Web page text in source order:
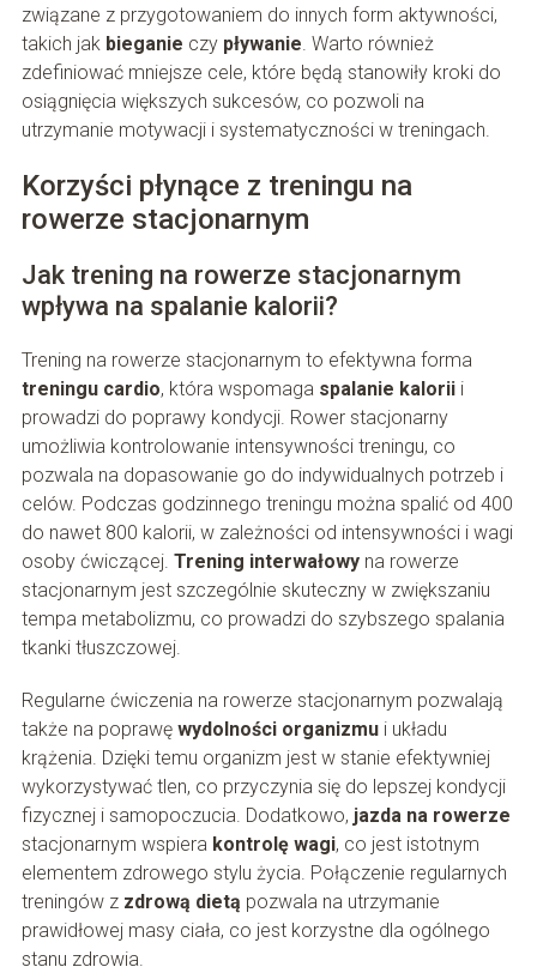
związane z przygotowaniem do innych form aktywności,
takich jak bieganie czy pływanie. Warto również
zdefiniować mniejsze cele, które będą stanowiły kroki do
osiągnięcia większych sukcesów, co pozwoli na
utrzymanie motywacji i systematyczności w treningach.
Korzyści płynące z treningu na
rowerze stacjonarnym
Jak trening na rowerze stacjonarnym
wpływa na spalanie kalorii?
Trening na rowerze stacjonarnym to efektywna forma
treningu cardio, która wspomaga spalanie kaloriii
prowadzi do poprawy kondycji. Rower stacjonarny
umożliwia kontrolowanie intensywności treningu, co
pozwala na dopasowanie go do indywidualnych potrzeb i
celów. Podczas godzinnego treningu można spalić od 400
do nawet 800 kalorii, w zależności od intensywności i wagi
osoby ćwiczącej. Trening interwałowyna rowerze
stacjonarnym jest szczególnie skuteczny w zwiększaniu
tempa metabolizmu, co prowadzi do szybszego spalania
tkanki tłuszczowej.
Regularne ćwiczenia na rowerze stacjonarnym pozwalają
także na poprawę wydolności organizmui układu
krążenia. Dzięki temu organizm jest w stanie efektywniej
wykorzystywać tlen, co przyczynia się do lepszej kondycji
fizycznej i samopoczucia. Dodatkowo, jazda na rowerze
stacjonarnym wspiera kontrolę wagi, co jest istotnym
elementem zdrowego stylu życia. Połączenie regularnych
treningów z zdrową dietą pozwala na utrzymanie
prawidłowej masy ciała, co jest korzystne dla ogólnego
stanu zdrowia.